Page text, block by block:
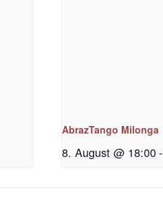
AbrazTango Milonga
8. August @ 18:00-